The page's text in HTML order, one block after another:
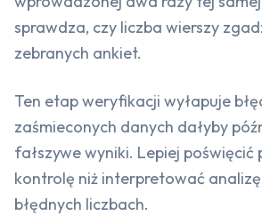
sprawdza, czy liczba wierszy
zebranych ankiet.
Ten etap weryfikacji wyłapuje
zaśmieconych danych dałyby
fałszywe wyniki. Lepiej poświęcić
kontrolę niż interpretować
błędnych liczbach.